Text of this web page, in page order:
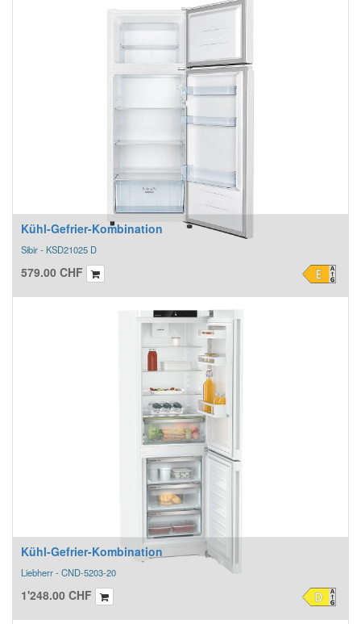
Kühl​-​Gefrier​-​Kombination
Sibir - KSD21025 D
579.00 CHF
Kühl​-​Gefrier​-​Kombination
Liebherr - CND-5203-20
1'248.00 CHF